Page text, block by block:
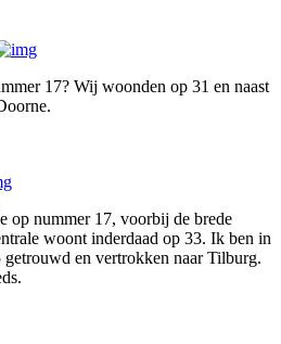
17? Wij woonden op 31 en naast
op nummer 17, voorbij de brede
woont inderdaad op 33. Ik ben in
getrouwd en vertrokken naar Tilburg.